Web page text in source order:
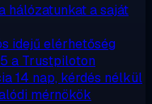
hálózatunkat a saját
idejű elérhetőség
a Trustpiloton
14 nap, kérdés nélkül
mérnökök